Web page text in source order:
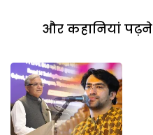
और कहानियां